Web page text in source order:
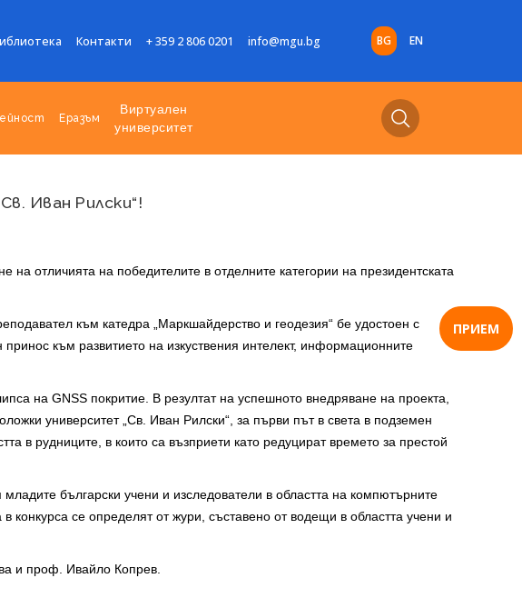
ПРИЕМ
Контакти + 359 2 806 0201 info@mgu.bg BG EN
Еразъм
Виртуален
университет
Иван Рилски“!
отличията на победителите в отделните категории на президентската
към катедра „Маркшайдерство и геодезия“ бе удостоен с
към развитието на изкуствения интелект, информационните
на GNSS покритие. В резултат на успешното внедряване на проекта,
университет „Св. Иван Рилски“, за първи път в света в подземен
в рудниците, в които са възприети като редуцират времето за престой
български учени и изследователи в областта на компютърните
се определят от жури, съставено от водещи в областта учени и
и проф. Ивайло Копрев.